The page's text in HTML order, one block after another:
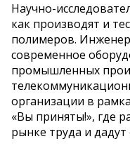
Научно-
как производят и
полимеров.
современное
промышленных
организации в
«Вы приняты!», где
рынке труда и дадут